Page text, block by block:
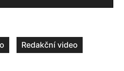
Redakční video